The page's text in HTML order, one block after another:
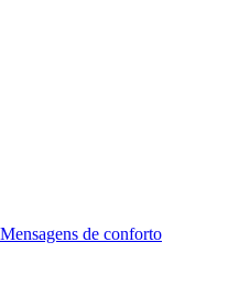
Mensagens de conforto